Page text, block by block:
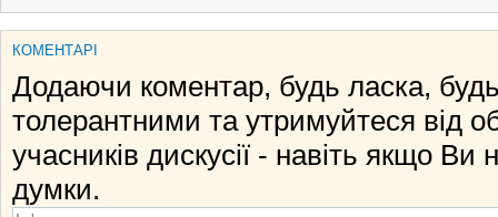
КОМЕНТАРІ
Додаючи коментар, будь ласка,
толерантними та утримуйтеся від
учасників дискусії - навіть якщо Ви
думки.